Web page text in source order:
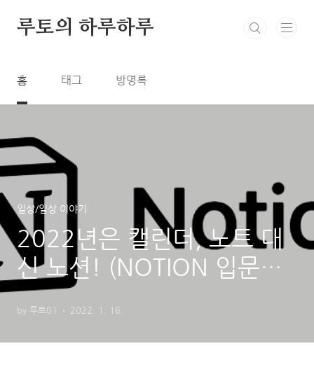
루토의 하루하루
홈 태그 방명록
일상/일상 이야기
2022년은 캘린더, 노트 대
신 노션! (NOTION 입문자
를 위한 소개!)
by 루토01 2022. 1. 16.